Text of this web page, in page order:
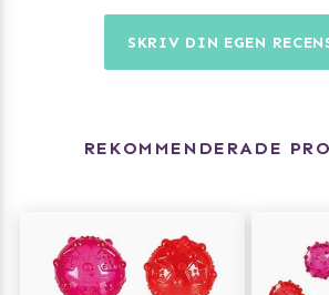
SKRIV DIN EGEN
REKOMMENDERADE